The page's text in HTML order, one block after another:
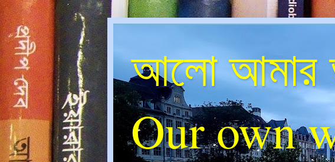
আলো আমার
Our own